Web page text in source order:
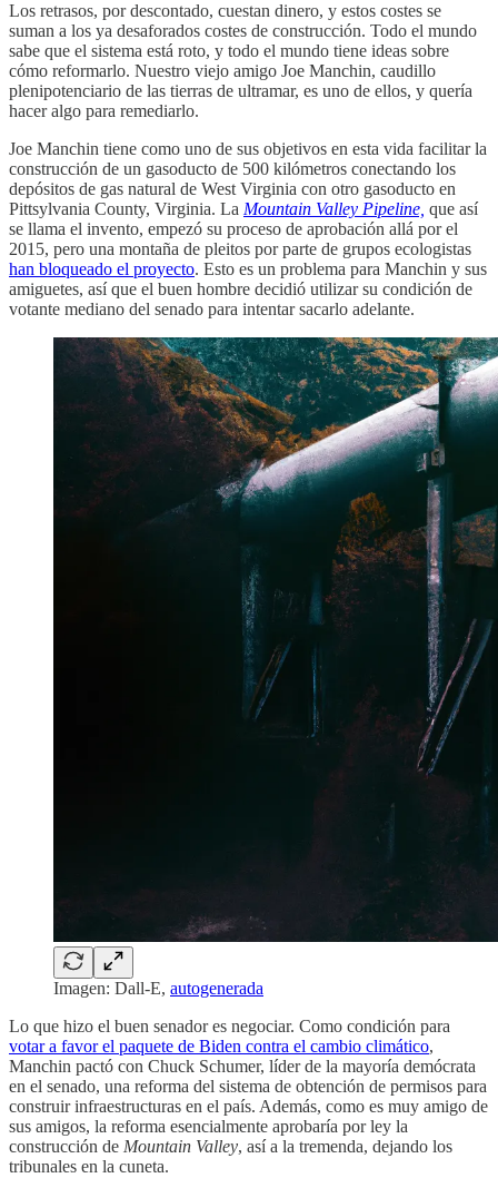
Los retrasos, por descontado, cuestan dinero, y estos costes se
suman a los ya desaforados costes de construcción. Todo el mundo
sabe que el sistema está roto, y todo el mundo tiene ideas sobre
cómo reformarlo. Nuestro viejo amigo Joe Manchin, caudillo
plenipotenciario de las tierras de ultramar, es uno de ellos, y quería
hacer algo para remediarlo.
Joe Manchin tiene como uno de sus objetivos en esta vida facilitar la
construcción de un gasoducto de 500 kilómetros conectando los
depósitos de gas natural de West Virginia con otro gasoducto en
Pittsylvania County, Virginia. La Mountain Valley Pipeline, que así
se llama el invento, empezó su proceso de aprobación allá por el
2015, pero una montaña de pleitos por parte de grupos ecologistas
han bloqueado el proyecto. Esto es un problema para Manchin y sus
amiguetes, así que el buen hombre decidió utilizar su condición de
votante mediano del senado para intentar sacarlo adelante.
Imagen: Dall-E, autogenerada
Lo que hizo el buen senador es negociar. Como condición para
votar a favor el paquete de Biden contra el cambio climático,
Manchin pactó con Chuck Schumer, líder de la mayoría demócrata
en el senado, una reforma del sistema de obtención de permisos para
construir infraestructuras en el país. Además, como es muy amigo de
sus amigos, la reforma esencialmente aprobaría por ley la
construcción de Mountain Valley, así a la tremenda, dejando los
tribunales en la cuneta.